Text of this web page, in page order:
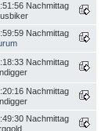
Nachmittag
Nachmittag
Nachmittag
Nachmittag
Nachmittag